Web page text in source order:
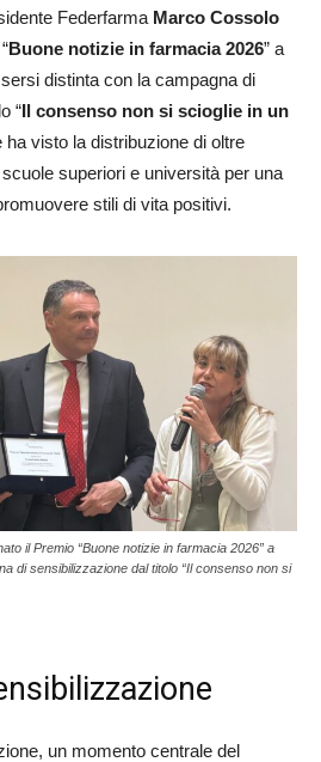
Federfarma Marco Cossolo
Buone notizie in farmacia 2026” a
distinta con la campagna di
“Il consenso non si scioglie in un
ha visto la distribuzione di oltre
superiori e università per una
stili di vita positivi.
il Premio “Buone notizie in farmacia 2026” a
di sensibilizzazione dal titolo “Il consenso non si
un momento centrale del